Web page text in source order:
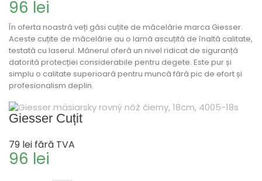
96 lei
În oferta noastră veți găsi cuțite de măcelărie marca Giesser.
Aceste cuțite de măcelărie au o lamă ascuțită de înaltă calitate,
testată cu laserul. Mânerul oferă un nivel ridicat de siguranță
datorită protecției considerabile pentru degete. Este pur și
simplu o calitate superioară pentru muncă fără pic de efort și
profesionalism deplin.
Giesser Cuțit
79 lei fără TVA
96 lei